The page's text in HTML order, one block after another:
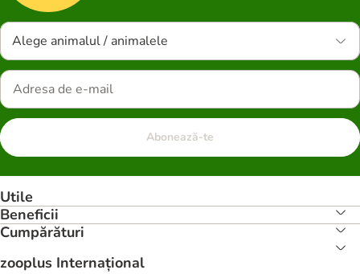
Alege animalul / animalele
Abonează-te
Utile
Beneficii
Cumpărături
zooplus Internațional